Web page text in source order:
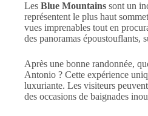
Les Blue Mountains sont un
représentent le plus haut
vues imprenables tout en
des panoramas époustouflants,
Après une bonne randonnée,
Antonio ? Cette expérience
luxuriante. Les visiteurs
des occasions de baignades